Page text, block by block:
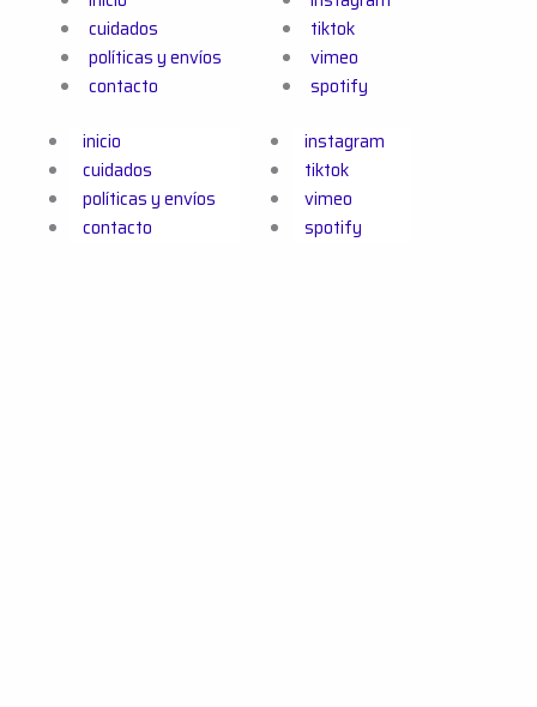
cuidados
políticas y envíos
contacto
inicio
cuidados
políticas y envíos
contacto
tiktok
vimeo
spotify
instagram
tiktok
vimeo
spotify